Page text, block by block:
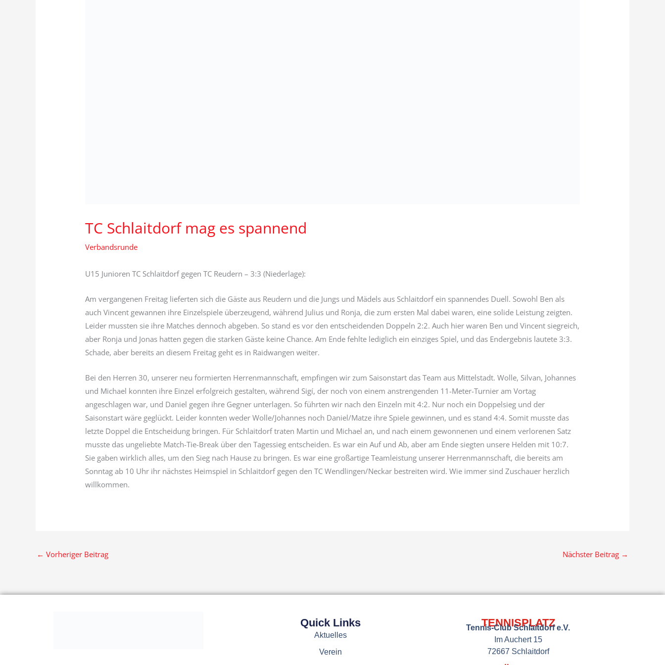
TC Schlaitdorf mag es spannend
Verbandsrunde
U15 Junioren TC Schlaitdorf gegen TC Reudern – 3:3 (Niederlage):
Am vergangenen Freitag lieferten sich die Gäste aus Reudern und die Jungs und Mädels aus Schlaitdorf ein spannendes Duell. Sowohl Ben als
auch Vincent gewannen ihre Einzelspiele überzeugend, während Julius und Ronja, die zum ersten Mal dabei waren, eine solide Leistung zeigten.
Leider mussten sie ihre Matches dennoch abgeben. So stand es vor den entscheidenden Doppeln 2:2. Auch hier waren Ben und Vincent siegreich,
aber Ronja und Jonas hatten gegen die starken Gäste keine Chance. Am Ende fehlte lediglich ein einziges Spiel, und das Endergebnis lautete 3:3.
Schade, aber bereits an diesem Freitag geht es in Raidwangen weiter.
Bei den Herren 30, unserer neu formierten Herrenmannschaft, empfingen wir zum Saisonstart das Team aus Mittelstadt. Wolle, Silvan, Johannes
und Michael konnten ihre Einzel erfolgreich gestalten, während Sigí, der noch von einem anstrengenden 11-Meter-Turnier am Vortag
angeschlagen war, und Daniel gegen ihre Gegner unterlagen. So führten wir nach den Einzeln mit 4:2. Nur noch ein Doppelsieg und der
Saisonstart wäre geglückt. Leider konnten weder Wolle/Johannes noch Daniel/Matze ihre Spiele gewinnen, und es stand 4:4. Somit musste das
letzte Doppel die Entscheidung bringen. Für Schlaitdorf traten Martin und Michael an, und nach einem gewonnenen und einem verlorenen Satz
musste das ungeliebte Match-Tie-Break über den Tagessieg entscheiden. Es war ein Auf und Ab, aber am Ende siegten unsere Helden mit 10:7.
Sie gaben wirklich alles, um den Sieg nach Hause zu bringen. Es war eine großartige Teamleistung unserer Herrenmannschaft, die bereits am
Sonntag ab 10 Uhr ihr nächstes Heimspiel in Schlaitdorf gegen den TC Wendlingen/Neckar bestreiten wird. Wie immer sind Zuschauer herzlich
willkommen.
← Vorheriger Beitrag Nächster Beitrag →
Quick Links
Aktuelles
Verein
TENNISPLATZ
Tennis-Club Schlaitdorf e.V.
Im Auchert 15
72667 Schlaitdorf